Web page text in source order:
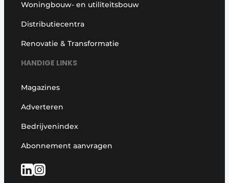
Woningbouw- en utiliteitsbouw
Distributiecentra
Renovatie & Transformatie
HANDIGE LINKS
Magazines
Adverteren
Bedrijvenindex
Abonnement aanvragen